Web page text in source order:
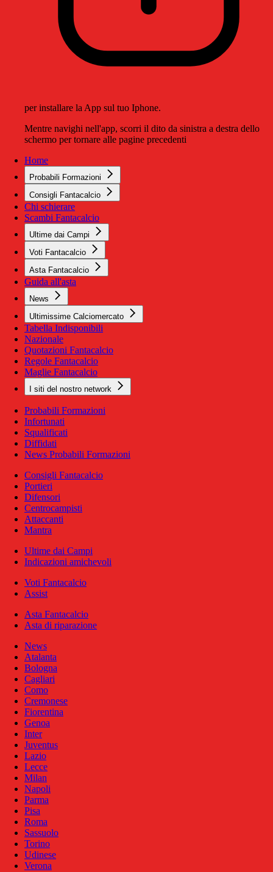
per installare la App sul tuo Iphone.
Mentre navighi nell'app, scorri il dito da sinistra a destra dello
schermo per tornare alle pagine precedenti
Home
Probabili Formazioni
Consigli Fantacalcio
Chi schierare
Scambi Fantacalcio
Ultime dai Campi
Voti Fantacalcio
Asta Fantacalcio
Guida all'asta
News
Ultimissime Calciomercato
Tabella Indisponibili
Nazionale
Quotazioni Fantacalcio
Regole Fantacalcio
Maglie Fantacalcio
I siti del nostro network
Probabili Formazioni
Infortunati
Squalificati
Diffidati
News Probabili Formazioni
Consigli Fantacalcio
Portieri
Difensori
Centrocampisti
Attaccanti
Mantra
Ultime dai Campi
Indicazioni amichevoli
Voti Fantacalcio
Assist
Asta Fantacalcio
Asta di riparazione
News
Atalanta
Bologna
Cagliari
Como
Cremonese
Fiorentina
Genoa
Inter
Juventus
Lazio
Lecce
Milan
Napoli
Parma
Pisa
Roma
Sassuolo
Torino
Udinese
Verona